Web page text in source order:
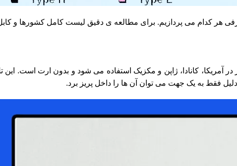
هر کدام می پردازیم. برای مطالعه ی دقیق لیست کامل کشورها و
در آمریکا، کانادا، ژاپن و مکزیک استفاده می شود و بدون ارت
دلیل فقط به یک جهت می توان آن ها را داخل پریز برد.